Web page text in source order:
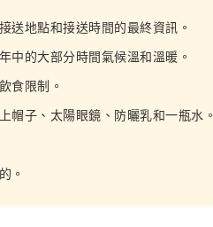
送地點和接送時間的最終資訊。
中的大部分時間氣候溫和溫暖。
食限制。
帽子、太陽眼鏡、防曬乳和一瓶水。
。